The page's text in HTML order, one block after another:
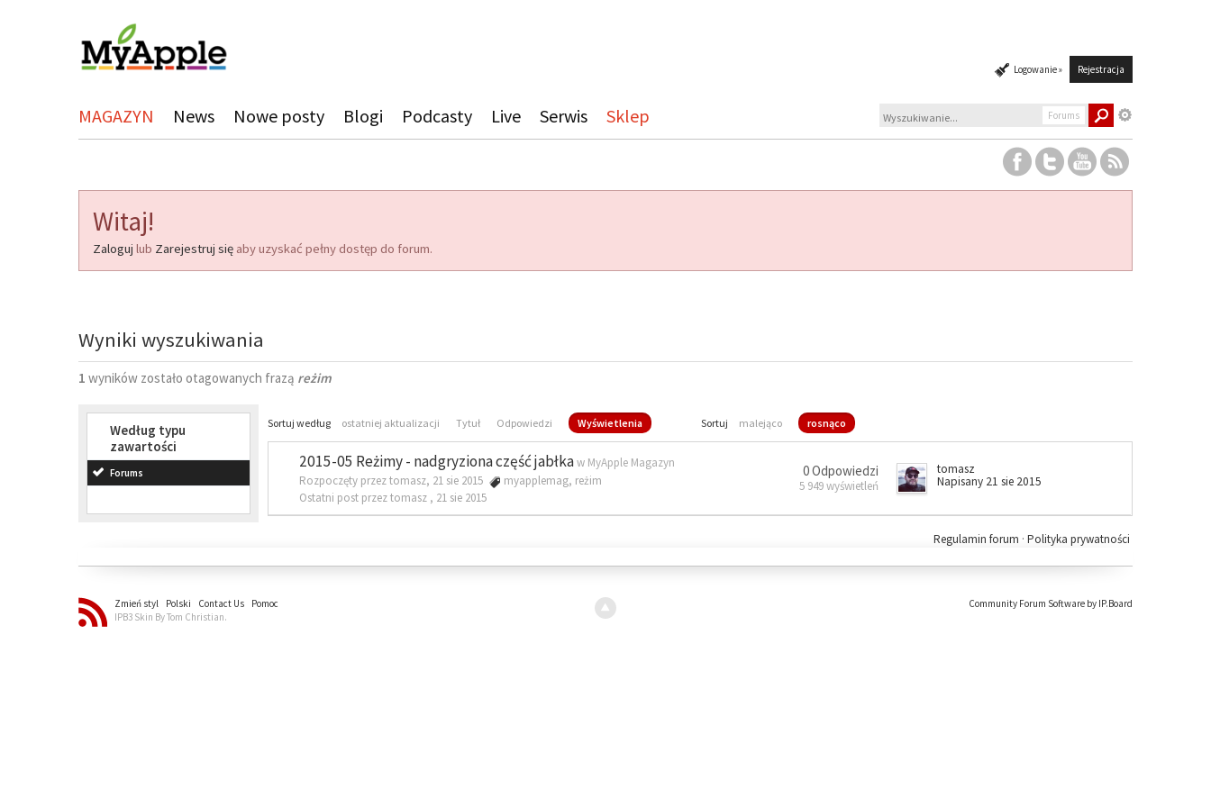
Logowanie » Rejestracja
MAGAZYN News Nowe posty Blogi Podcasty Live Serwis Sklep Forums
Witaj!
Zaloguj lub Zarejestruj się aby uzyskać pełny dostęp do forum.
Wyniki wyszukiwania
1 wyników zostało otagowanych frazą reżim
Według typu
zawartości
Forums
Sortuj według ostatniej aktualizacji Tytuł Odpowiedzi Wyświetlenia Sortuj malejąco rosnąco
2015-05 Reżimy - nadgryziona część jabłkaw MyApple Magazyn
Rozpoczęty przez tomasz, 21 sie 2015
myapplemag, reżim
Ostatni post przez tomasz , 21 sie 2015
0 Odpowiedzi
5 949 wyświetleń
tomasz
Napisany 21 sie 2015
Polityka prywatności
Regulamin forum ·
Zmień styl Polski Contact Us
Pomoc
IPB3 Skin By Tom Christian.
Community Forum Software by IP.Board